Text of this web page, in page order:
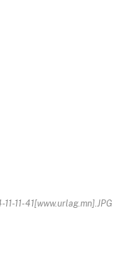
11-41[www.urlag.mn].JPG